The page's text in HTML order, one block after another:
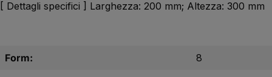
[ Dettagli specifici ] Larghezza: 200 mm; Altezza: 300 mm
Form: 8